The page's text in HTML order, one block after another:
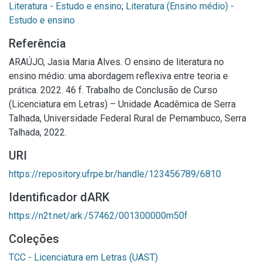
Literatura - Estudo e ensino; Literatura (Ensino médio) -
Estudo e ensino
Referência
ARAÚJO, Jasia Maria Alves. O ensino de literatura no
ensino médio: uma abordagem reflexiva entre teoria e
prática. 2022. 46 f. Trabalho de Conclusão de Curso
(Licenciatura em Letras) – Unidade Acadêmica de Serra
Talhada, Universidade Federal Rural de Pernambuco, Serra
Talhada, 2022.
URI
https://repository.ufrpe.br/handle/123456789/6810
Identificador dARK
https://n2t.net/ark:/57462/001300000m50f
Coleções
TCC - Licenciatura em Letras (UAST)